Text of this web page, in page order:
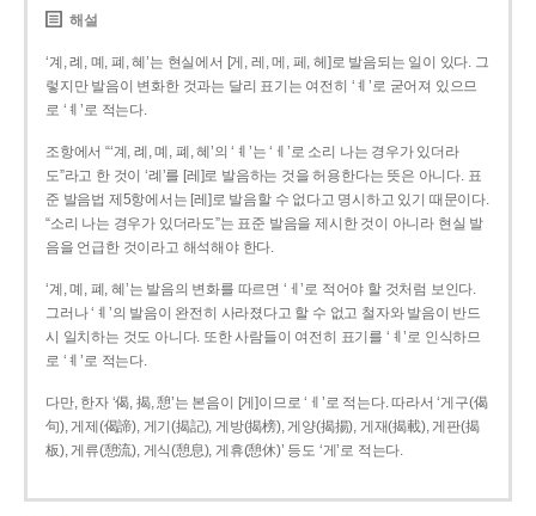
해설
‘계, 례, 몌, 폐, 혜’는 현실에서 [게, 레, 메, 페, 헤]로 발음되는 일이 있다. 그
렇지만 발음이 변화한 것과는 달리 표기는 여전히 ‘ㅖ’로 굳어져 있으므
로 ‘ㅖ’로 적는다.
조항에서 “‘계, 례, 몌, 폐, 혜’의 ‘ㅖ’는 ‘ㅔ’로 소리 나는 경우가 있더라
도”라고 한 것이 ‘례’를 [레]로 발음하는 것을 허용한다는 뜻은 아니다. 표
준 발음법 제5항에서는 [레]로 발음할 수 없다고 명시하고 있기 때문이다.
“소리 나는 경우가 있더라도”는 표준 발음을 제시한 것이 아니라 현실 발
음을 언급한 것이라고 해석해야 한다.
‘계, 몌, 폐, 혜’는 발음의 변화를 따르면 ‘ㅔ’로 적어야 할 것처럼 보인다.
그러나 ‘ㅖ’의 발음이 완전히 사라졌다고 할 수 없고 철자와 발음이 반드
시 일치하는 것도 아니다. 또한 사람들이 여전히 표기를 ‘ㅖ’로 인식하므
로 ‘ㅖ’로 적는다.
다만, 한자 ‘偈, 揭, 憩’는 본음이 [게]이므로 ‘ㅔ’로 적는다. 따라서 ‘게구(偈
句), 게제(偈諦), 게기(揭記), 게방(揭榜), 게양(揭揚), 게재(揭載), 게판(揭
板), 게류(憩流), 게식(憩息), 게휴(憩休)’ 등도 ‘게’로 적는다.